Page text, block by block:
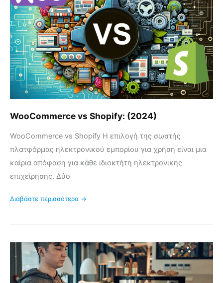
WooCommerce vs Shopify: (2024)
WooCommerce vs Shopify Η επιλογή της σωστής
πλατφόρμας ηλεκτρονικού εμπορίου για χρήση είναι μια
καίρια απόφαση για κάθε ιδιοκτήτη ηλεκτρονικής
επιχείρησης. Δύο
(2024)
Διαβάστε περισσότερα →
να
δημιουργήσετε